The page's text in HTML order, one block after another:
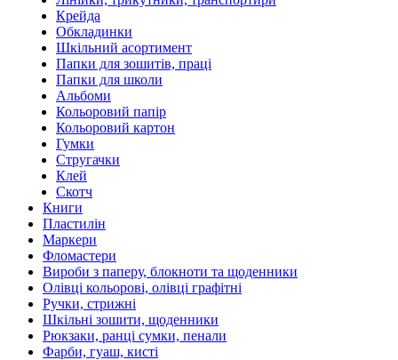
Крейда
Обкладинки
Шкільний асортимент
Папки для зошитів, праці
Папки для школи
Альбоми
Кольоровий папір
Кольоровий картон
Гумки
Стругачки
Клей
Скотч
Книги
Пластилін
Маркери
Фломастери
Вироби з паперу, блокноти та щоденники
Олівці кольорові, олівці графітні
Ручки, стрижні
Шкільні зошити, щоденники
Рюкзаки, ранці сумки, пенали
Фарби, гуаш, кисті